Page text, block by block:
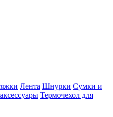
Лента Шнурки Сумки и
Термочехол для